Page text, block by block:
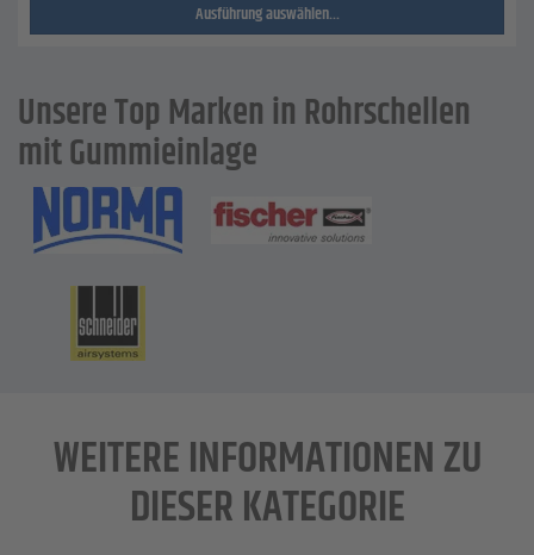
Ausführung auswählen...
Unsere Top Marken in Rohrschellen
mit Gummieinlage
WEITERE INFORMATIONEN ZU
DIESER KATEGORIE